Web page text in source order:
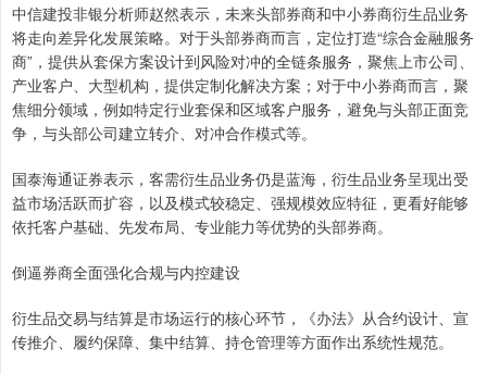
中信建投非银分析师赵然表示，未来头部券商和中小券商衍生品业务
将走向差异化发展策略。对于头部券商而言，定位打造“综合金融服务
商”，提供从套保方案设计到风险对冲的全链条服务，聚焦上市公司、
产业客户、大型机构，提供定制化解决方案；对于中小券商而言，聚
焦细分领域，例如特定行业套保和区域客户服务，避免与头部正面竞
争，与头部公司建立转介、对冲合作模式等。
国泰海通证券表示，客需衍生品业务仍是蓝海，衍生品业务呈现出受
益市场活跃而扩容，以及模式较稳定、强规模效应特征，更看好能够
依托客户基础、先发布局、专业能力等优势的头部券商。
倒逼券商全面强化合规与内控建设
衍生品交易与结算是市场运行的核心环节，《办法》从合约设计、宣
传推介、履约保障、集中结算、持仓管理等方面作出系统性规范。